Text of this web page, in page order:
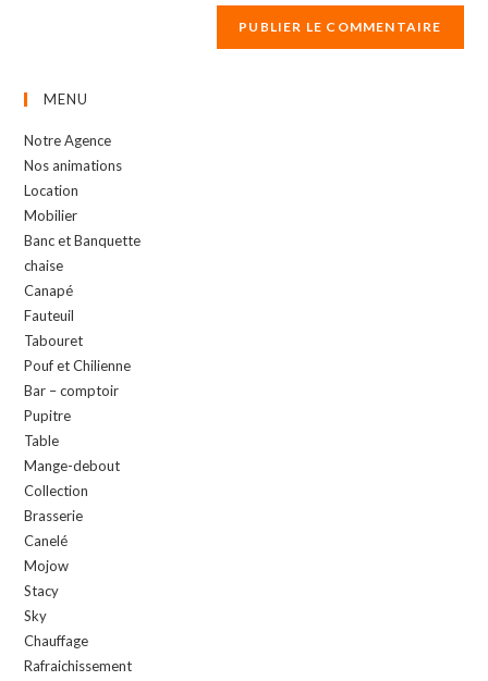
MENU
Notre Agence
Nos animations
Location
Mobilier
Banc et Banquette
chaise
Canapé
Fauteuil
Tabouret
Pouf et Chilienne
Bar – comptoir
Pupitre
Table
Mange-debout
Collection
Brasserie
Canelé
Mojow
Stacy
Sky
Chauffage
Rafraichissement